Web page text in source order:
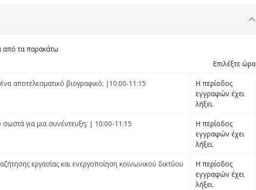
από τα παρακάτω
Επιλέξτε ώρα
αποτελεσματικό βιογραφικό; |10:00-11:15
Η περίοδος
εγγραφών έχει
λήξει.
για μια συνέντευξη; | 10:00-11:15
Η περίοδος
εγγραφών έχει
λήξει.
εργασίας και ενεργοποίηση κοινωνικού δικτύου
Η περίοδος
εγγραφών έχει
λήξει.